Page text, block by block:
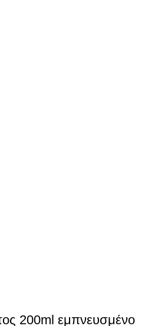
200ml εμπνευσμένο